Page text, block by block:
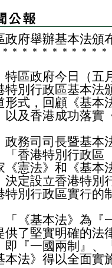
政府舉辦基本法頒
＊ ＊ ＊ ＊ ＊ ＊ ＊ ＊ ＊ ＊ ＊
政府今日（五月
特別行政區基本法
形式，回顧《基本
以及香港成功落實
司司長暨基本法
「香港特別行政區
《憲法》和《基本
決定設立香港特別
特別行政區實行的
基本法》為『一
供了堅實明確的法
即『一國兩制』、
本法》得以全面實